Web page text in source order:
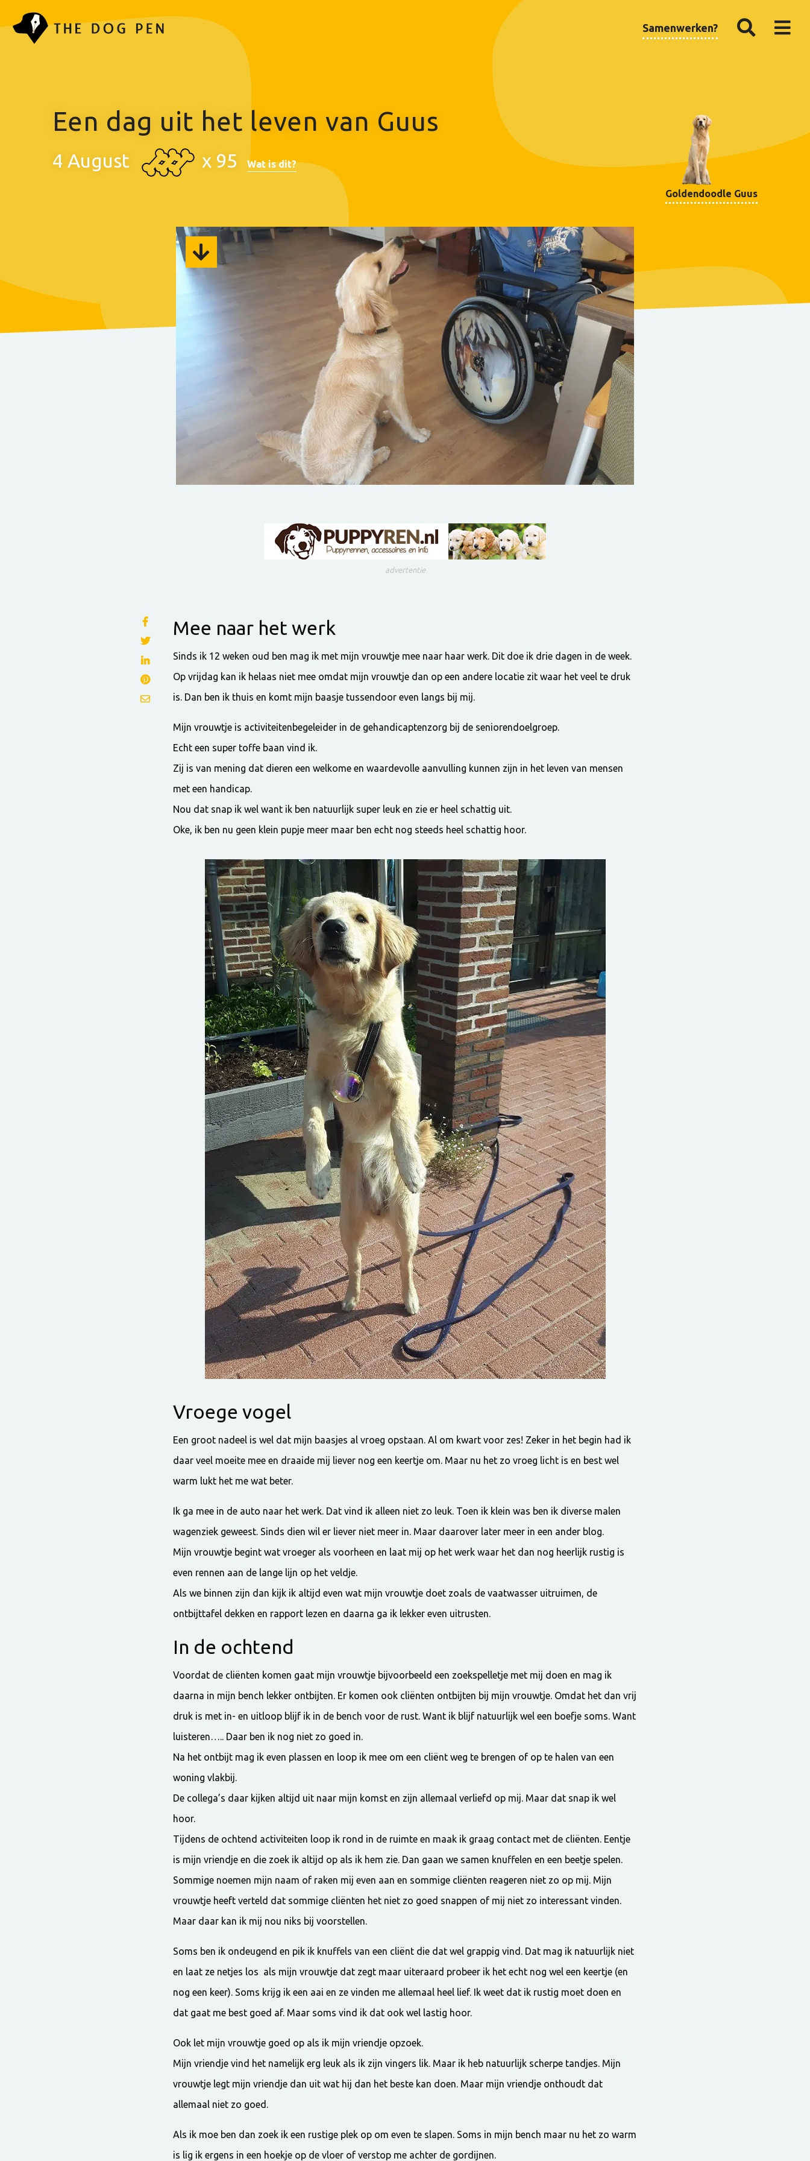
Samenwerken?
Een dag uit het leven van Guus
4 August x 95 Wat is dit?
Goldendoodle Guus
advertentie
Mee naar het werk
Sinds ik 12 weken oud ben mag ik met mijn vrouwtje mee naar haar werk. Dit doe ik drie dagen in de week.
Op vrijdag kan ik helaas niet mee omdat mijn vrouwtje dan op een andere locatie zit waar het veel te druk
is. Dan ben ik thuis en komt mijn baasje tussendoor even langs bij mij.
Mijn vrouwtje is activiteitenbegeleider in de gehandicaptenzorg bij de seniorendoelgroep.
Echt een super toffe baan vind ik.
Zij is van mening dat dieren een welkome en waardevolle aanvulling kunnen zijn in het leven van mensen
met een handicap.
Nou dat snap ik wel want ik ben natuurlijk super leuk en zie er heel schattig uit.
Oke, ik ben nu geen klein pupje meer maar ben echt nog steeds heel schattig hoor.
Vroege vogel
Een groot nadeel is wel dat mijn baasjes al vroeg opstaan. Al om kwart voor zes! Zeker in het begin had ik
daar veel moeite mee en draaide mij liever nog een keertje om. Maar nu het zo vroeg licht is en best wel
warm lukt het me wat beter.
Ik ga mee in de auto naar het werk. Dat vind ik alleen niet zo leuk. Toen ik klein was ben ik diverse malen
wagenziek geweest. Sinds dien wil er liever niet meer in. Maar daarover later meer in een ander blog.
Mijn vrouwtje begint wat vroeger als voorheen en laat mij op het werk waar het dan nog heerlijk rustig is
even rennen aan de lange lijn op het veldje.
Als we binnen zijn dan kijk ik altijd even wat mijn vrouwtje doet zoals de vaatwasser uitruimen, de
ontbijttafel dekken en rapport lezen en daarna ga ik lekker even uitrusten.
In de ochtend
Voordat de cliënten komen gaat mijn vrouwtje bijvoorbeeld een zoekspelletje met mij doen en mag ik
daarna in mijn bench lekker ontbijten. Er komen ook cliënten ontbijten bij mijn vrouwtje. Omdat het dan vrij
druk is met in- en uitloop blijf ik in de bench voor de rust. Want ik blijf natuurlijk wel een boefje soms. Want
luisteren….. Daar ben ik nog niet zo goed in.
Na het ontbijt mag ik even plassen en loop ik mee om een cliënt weg te brengen of op te halen van een
woning vlakbij.
De collega’s daar kijken altijd uit naar mijn komst en zijn allemaal verliefd op mij. Maar dat snap ik wel
hoor.
Tijdens de ochtend activiteiten loop ik rond in de ruimte en maak ik graag contact met de cliënten. Eentje
is mijn vriendje en die zoek ik altijd op als ik hem zie. Dan gaan we samen knuffelen en een beetje spelen.
Sommige noemen mijn naam of raken mij even aan en sommige cliënten reageren niet zo op mij. Mijn
vrouwtje heeft verteld dat sommige cliënten het niet zo goed snappen of mij niet zo interessant vinden.
Maar daar kan ik mij nou niks bij voorstellen.
Soms ben ik ondeugend en pik ik knuffels van een cliënt die dat wel grappig vind. Dat mag ik natuurlijk niet
en laat ze netjes los als mijn vrouwtje dat zegt maar uiteraard probeer ik het echt nog wel een keertje (en
nog een keer). Soms krijg ik een aai en ze vinden me allemaal heel lief. Ik weet dat ik rustig moet doen en
dat gaat me best goed af. Maar soms vind ik dat ook wel lastig hoor.
Ook let mijn vrouwtje goed op als ik mijn vriendje opzoek.
Mijn vriendje vind het namelijk erg leuk als ik zijn vingers lik. Maar ik heb natuurlijk scherpe tandjes. Mijn
vrouwtje legt mijn vriendje dan uit wat hij dan het beste kan doen. Maar mijn vriendje onthoudt dat
allemaal niet zo goed.
Als ik moe ben dan zoek ik een rustige plek op om even te slapen. Soms in mijn bench maar nu het zo warm
is lig ik ergens in een hoekje op de vloer of verstop me achter de gordijnen.